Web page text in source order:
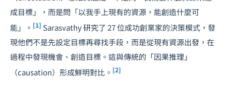
成目標」，而是問「以我手上現有的資源，能創造什麼可
能」。 [1] Sarasvathy 研究了 27 位成功創業家的決策模式，發
現他們不是先設定目標再尋找手段，而是從現有資源出發，在
過程中發現機會、創造目標。這與傳統的「因果推理」
（causation）形成鮮明對比。 [2]